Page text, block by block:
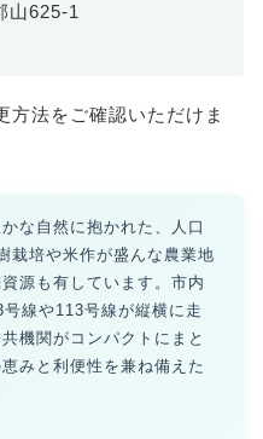
山625-1
法をご確認いただけま
な自然に抱かれた、人口
栽培や米作が盛んな農業地
源も有しています。市内
線や113号線が縦横に走
機関がコンパクトにまと
みと利便性を兼ね備えた